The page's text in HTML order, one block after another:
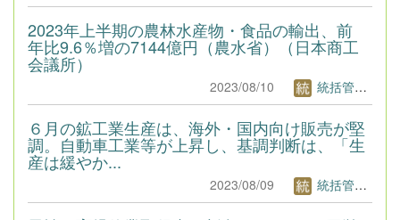
2023年上半期の農林水産物・食品の輸出、前
年比9.6％増の7144億円（農水省）（日本商工
会議所）
2023/08/10 統括管理者1
６月の鉱工業生産は、海外・国内向け販売が堅
調。自動車工業等が上昇し、基調判断は、「生
産は緩やか...
2023/08/09 統括管理者1